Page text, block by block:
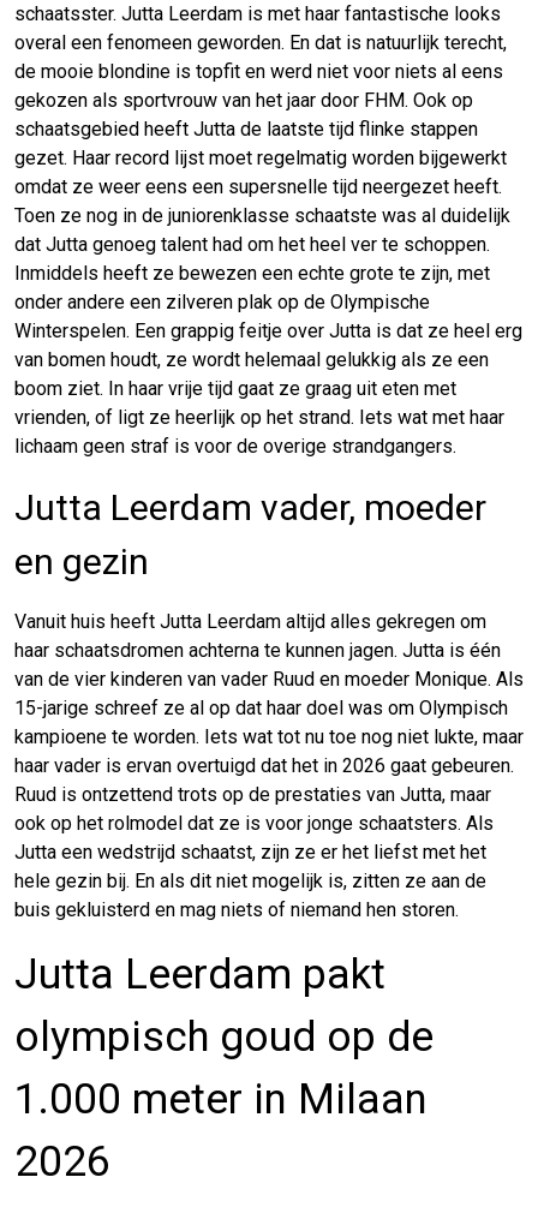
schaatsster. Jutta Leerdam is met haar fantastische looks
overal een fenomeen geworden. En dat is natuurlijk terecht,
de mooie blondine is topfit en werd niet voor niets al eens
gekozen als sportvrouw van het jaar door FHM. Ook op
schaatsgebied heeft Jutta de laatste tijd flinke stappen
gezet. Haar record lijst moet regelmatig worden bijgewerkt
omdat ze weer eens een supersnelle tijd neergezet heeft.
Toen ze nog in de juniorenklasse schaatste was al duidelijk
dat Jutta genoeg talent had om het heel ver te schoppen.
Inmiddels heeft ze bewezen een echte grote te zijn, met
onder andere een zilveren plak op de Olympische
Winterspelen. Een grappig feitje over Jutta is dat ze heel erg
van bomen houdt, ze wordt helemaal gelukkig als ze een
boom ziet. In haar vrije tijd gaat ze graag uit eten met
vrienden, of ligt ze heerlijk op het strand. Iets wat met haar
lichaam geen straf is voor de overige strandgangers.
Jutta Leerdam vader, moeder
en gezin
Vanuit huis heeft Jutta Leerdam altijd alles gekregen om
haar schaatsdromen achterna te kunnen jagen. Jutta is één
van de vier kinderen van vader Ruud en moeder Monique. Als
15-jarige schreef ze al op dat haar doel was om Olympisch
kampioene te worden. Iets wat tot nu toe nog niet lukte, maar
haar vader is ervan overtuigd dat het in 2026 gaat gebeuren.
Ruud is ontzettend trots op de prestaties van Jutta, maar
ook op het rolmodel dat ze is voor jonge schaatsters. Als
Jutta een wedstrijd schaatst, zijn ze er het liefst met het
hele gezin bij. En als dit niet mogelijk is, zitten ze aan de
buis gekluisterd en mag niets of niemand hen storen.
Jutta Leerdam pakt
olympisch goud op de
1.000 meter in Milaan
2026